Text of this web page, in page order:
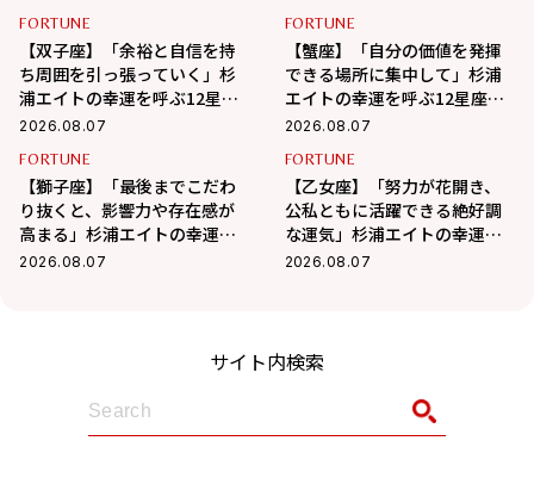
FORTUNE
【双子座】「余裕と自信を持
ち周囲を引っ張っていく」杉
浦エイトの幸運を呼ぶ12星座
占い（8/7～9/6）
2026.08.07
FORTUNE
【蟹座】「自分の価値を発揮
できる場所に集中して」杉浦
エイトの幸運を呼ぶ12星座占
い（7/7～8/6）
2026.08.07
FORTUNE
【獅子座】「最後までこだわ
り抜くと、影響力や存在感が
高まる」杉浦エイトの幸運を
呼ぶ12星座占い（8/7～
2026.08.07
FORTUNE
【乙女座】「努力が花開き、
公私ともに活躍できる絶好調
な運気」杉浦エイトの幸運を
呼ぶ12星座占い（8/7～9/6）
2026.08.07
サイト内検索